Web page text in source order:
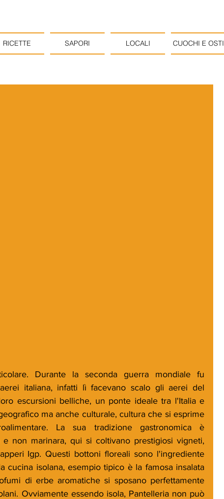
RICETTE SAPORI LOCALI CUOCHI E OSTI
Durante la seconda guerra mondiale fu
italiana, infatti lì facevano scalo gli aerei del
escursioni belliche, un ponte ideale tra l'Italia e
ma anche culturale, cultura che si esprime
La sua tradizione gastronomica è
e non marinara, qui si coltivano prestigiosi vigneti,
Igp. Questi bottoni floreali sono l'ingrediente
cucina isolana, esempio tipico è la famosa insalata
di erbe aromatiche si sposano perfettamente
Ovviamente essendo isola, Pantelleria non può